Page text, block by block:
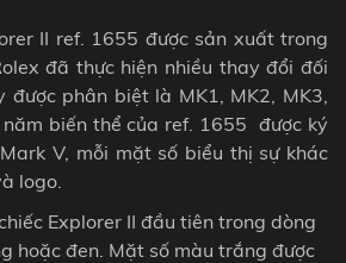
II ref. 1655 được sản xuất trong
đã thực hiện nhiều thay đổi đối
phân biệt là MK1, MK2, MK3,
năm biến thể của ref. 1655 được ký
V, mỗi mặt số biểu thị sự khác
logo.
Explorer II đầu tiên trong dòng
hoặc đen. Mặt số màu trắng được